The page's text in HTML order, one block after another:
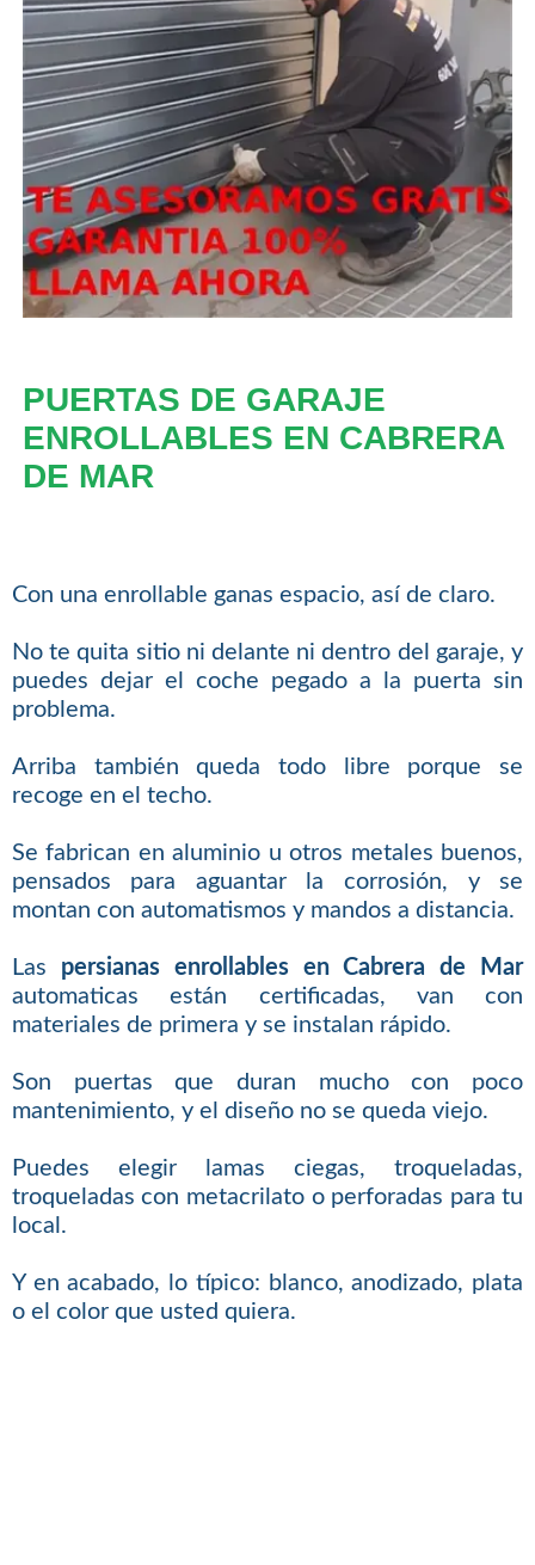
PUERTAS DE GARAJE
ENROLLABLES EN CABRERA
DE MAR
Con una enrollable ganas espacio, así de claro.
No te quita sitio ni delante ni dentro del garaje, y
puedes dejar el coche pegado a la puerta sin
problema.
Arriba también queda todo libre porque se
recoge en el techo.
Se fabrican en aluminio u otros metales buenos,
pensados para aguantar la corrosión, y se
montan con automatismos y mandos a distancia.
Las persianas enrollables en Cabrera de Mar
automaticas están certificadas, van con
materiales de primera y se instalan rápido.
Son puertas que duran mucho con poco
mantenimiento, y el diseño no se queda viejo.
Puedes elegir lamas ciegas, troqueladas,
troqueladas con metacrilato o perforadas para tu
local.
Y en acabado, lo típico: blanco, anodizado, plata
o el color que usted quiera.